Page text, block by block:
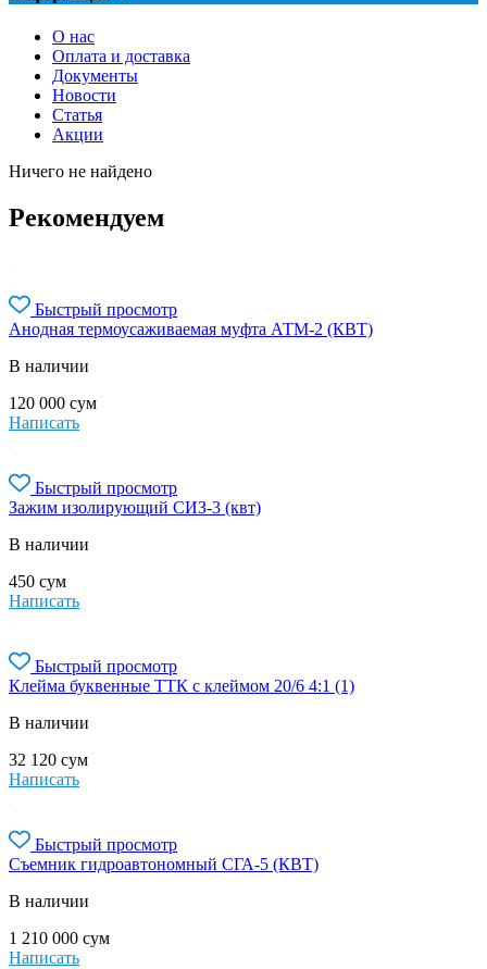
О нас
Оплата и доставка
Документы
Новости
Статья
Акции
Ничего не найдено
Рекомендуем
Быстрый просмотр
Анодная термоусаживаемая муфта АТМ-2 (КВТ)
В наличии
120 000 сум
Написать
Быстрый просмотр
Зажим изолирующий СИЗ-3 (квт)
В наличии
450 сум
Написать
Быстрый просмотр
Клейма буквенные ТТК с клеймом 20/6 4:1 (1)
В наличии
32 120 сум
Написать
Быстрый просмотр
Съемник гидроавтономный СГА-5 (КВТ)
В наличии
1 210 000 сум
Написать